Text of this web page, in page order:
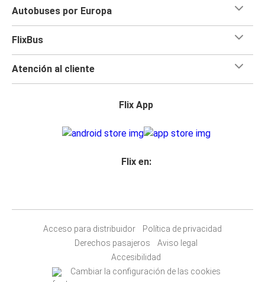
Autobuses por Europa
FlixBus
Atención al cliente
Flix App
Flix en:
Acceso para distribuidor
Política de privacidad
Derechos pasajeros
Aviso legal
Accesibilidad
Cambiar la configuración de las cookies